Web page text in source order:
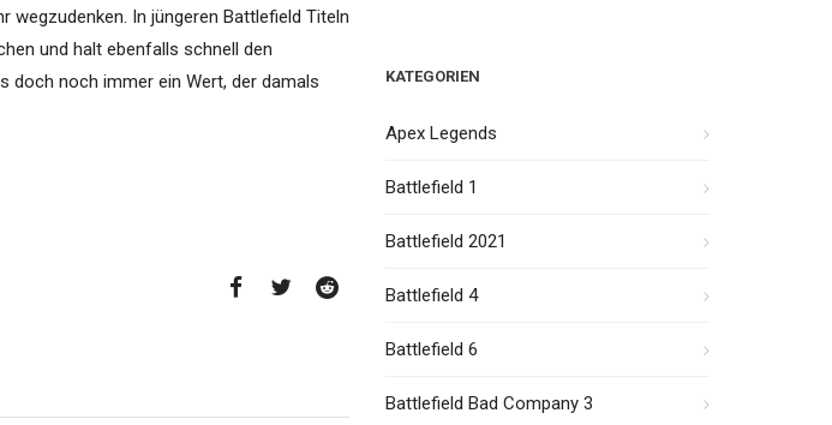
wegzudenken. In jüngeren Battlefield Titeln
und halt ebenfalls schnell den
doch noch immer ein Wert, der damals
KATEGORIEN
Apex Legends
Battlefield 1
Battlefield 2021
Battlefield 4
Battlefield 6
Battlefield Bad Company 3